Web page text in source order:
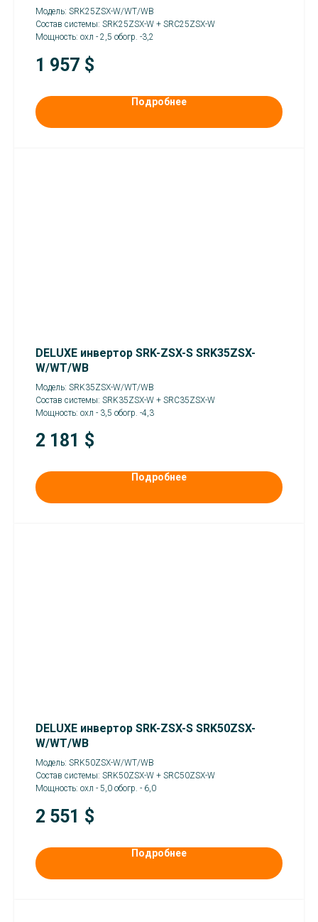
Модель: SRK25ZSX-W/WT/WB
Состав системы: SRK25ZSX-W + SRC25ZSX-W
Мощность: охл - 2,5 обогр. -3,2
1 957 $
Подробнее
DELUXE инвертор SRK-ZSX-S SRK35ZSX-
W/WT/WB
Модель: SRK35ZSX-W/WT/WB
Состав системы: SRK35ZSX-W + SRC35ZSX-W
Мощность: охл - 3,5 обогр. -4,3
2 181 $
Подробнее
DELUXE инвертор SRK-ZSX-S SRK50ZSX-
W/WT/WB
Модель: SRK50ZSX-W/WT/WB
Состав системы: SRK50ZSX-W + SRC50ZSX-W
Мощность: охл - 5,0 обогр. - 6,0
2 551 $
Подробнее